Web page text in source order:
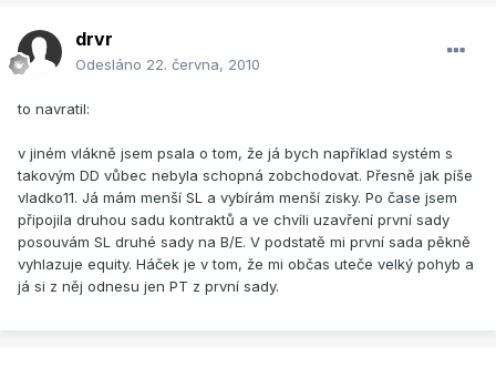
drvr
Odesláno 22. června, 2010
to navratil:
v jiném vlákně jsem psala o tom, že já bych například systém s
takovým DD vůbec nebyla schopná zobchodovat. Přesně jak píše
vladko11. Já mám menší SL a vybírám menší zisky. Po čase jsem
připojila druhou sadu kontraktů a ve chvíli uzavření první sady
posouvám SL druhé sady na B/E. V podstatě mi první sada pěkně
vyhlazuje equity. Háček je v tom, že mi občas uteče velký pohyb a
já si z něj odnesu jen PT z první sady.